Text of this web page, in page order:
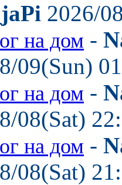
2026/
на дом -
09(Sun)
на дом -
08(Sat)
на дом -
08(Sat)